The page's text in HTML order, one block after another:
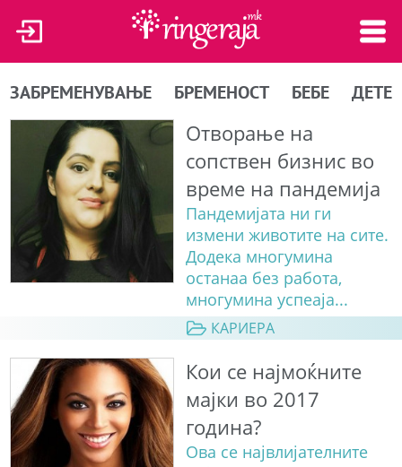
ЗАБРЕМЕНУВАЊЕ БРЕМЕНОСТ БЕБЕ ДЕТЕ
Отвoрање на
сопствен бизнис во
време на пандемија
Пандемијата ни ги
измени животите на сите.
Додека многумина
останаа без работа,
многумина успеаjа...
КАРИЕРА
Кои се најмоќните
мајки во 2017
година?
Ова се највлијателните